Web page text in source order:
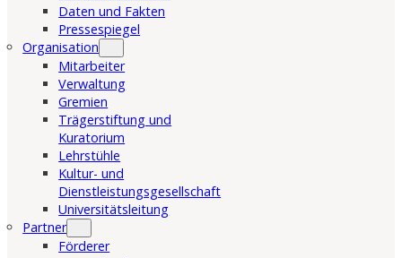
Daten und Fakten
Pressespiegel
Organisation
Mitarbeiter
Verwaltung
Gremien
Trägerstiftung und
Kuratorium
Lehrstühle
Kultur- und
Dienstleistungsgesellschaft
Universitätsleitung
Partner
Förderer